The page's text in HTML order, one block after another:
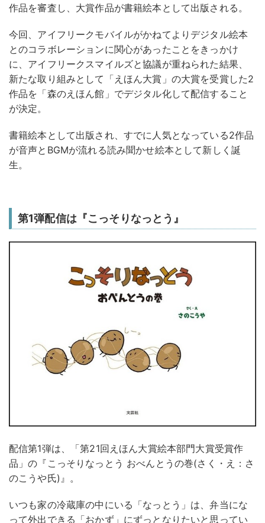
作品を審査し、大賞作品が書籍絵本として出版される。
今回、アイフリークモバイルがかねてよりデジタル絵本
とのコラボレーションに関心があったことをきっかけ
に、アイフリークスマイルズと協議が重ねられた結果、
新たな取り組みとして「えほん大賞」の大賞を受賞した2
作品を「森のえほん館」でデジタル化して配信すること
が決定。
書籍絵本として出版され、すでに人気となっている2作品
が音声とBGMが流れる読み聞かせ絵本として新しく誕
生。
第1弾配信は『こっそりなっとう』
配信第1弾は、「第21回えほん大賞絵本部門大賞受賞作
品」の『こっそりなっとう おべんとうの巻(さく・え：さ
のこうや氏)』。
いつも家の冷蔵庫の中にいる「なっとう」は、弁当にな
って外出できる「おかず」にずっとなりたいと思ってい